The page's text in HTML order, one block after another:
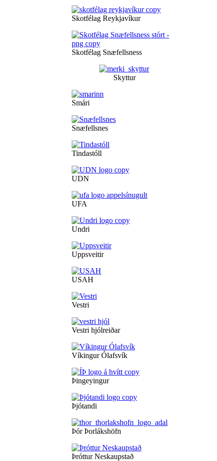
Skotfélag Reykjavíkur
Skotfélag Snæfellsness
Skyttur
Smári
Snæfellsnes
Tindastóll
UDN
UFA
Undri
Uppsveitir
USAH
Vestri
Vestri hjólreiðar
Víkingur Ólafsvík
Þingeyingur
Þjótandi
Þór Þorlákshöfn
Þróttur Neskaupstað